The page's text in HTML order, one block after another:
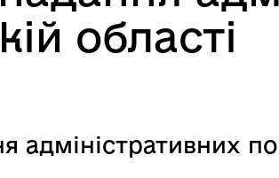
області
адміністративних